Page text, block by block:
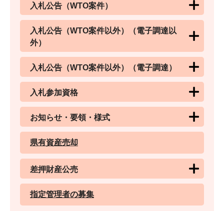
入札公告（WTO案件）
入札公告（WTO案件以外）（電子調達以
外）
入札公告（WTO案件以外）（電子調達）
入札参加資格
お知らせ・要領・様式
県有資産売却
差押財産公売
指定管理者の募集